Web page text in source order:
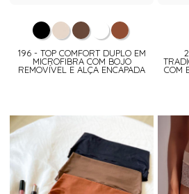
196 - TOP COMFORT DUPLO EM
MICROFIBRA COM BOJO
REMOVÍVEL E ALÇA ENCAPADA COM